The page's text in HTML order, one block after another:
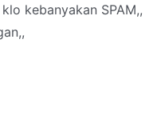
kebanyakan SPAM,,